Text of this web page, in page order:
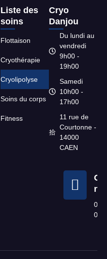
Liste des
soins
Flottaison
Cryothérapie
Cryolipolyse
Soins du corps
Fitness
Cryo
Danjou
Du lundi au
vendredi
9h00 -
19h00
Samedi
10h00 -
17h00
11 rue de
Courtonne -
14000
CAEN
07
05